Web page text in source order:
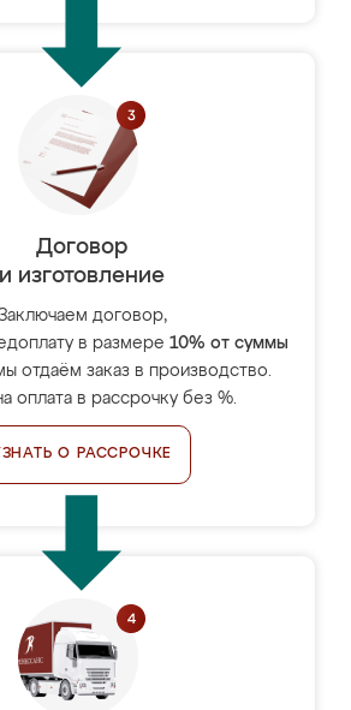
Договор
и изготовление
договор,
в размере 10% от суммы
отдаём заказ в производство.
оплата в рассрочку без %.
О РАССРОЧКЕ